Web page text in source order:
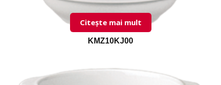
KMZ10KJ00
Citește mai mult